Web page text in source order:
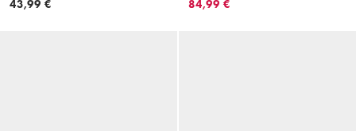
43,99 € 84,99 €